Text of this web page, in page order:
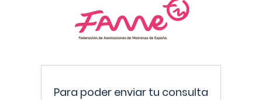
Para poder enviar tu consulta